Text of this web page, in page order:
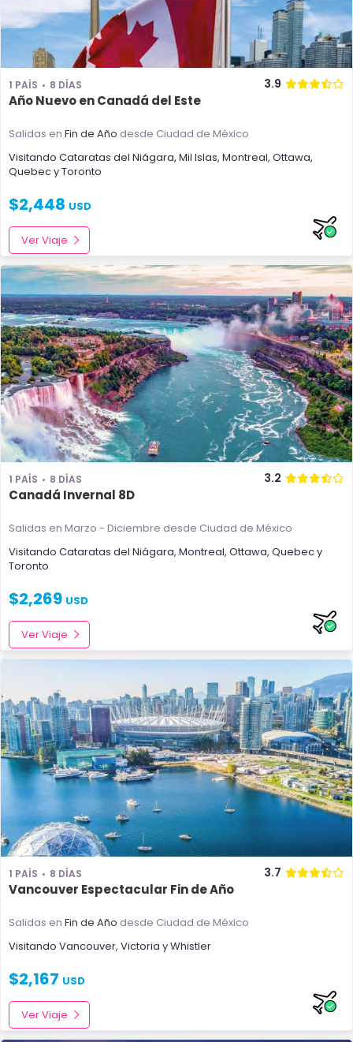
1 PAÍS 8 DÍAS 3.9
Año Nuevo en Canadá del Este
Salidas en Fin de Año desde Ciudad de México
Visitando Cataratas del Niágara, Mil Islas, Montreal, Ottawa,
QuebecyToronto
$2,448 USD
Ver Viaje
1 PAÍS 8 DÍAS 3.2
Canadá Invernal 8D
Salidas en Marzo - Diciembre desde Ciudad de México
Visitando Cataratas del Niágara, Montreal, Ottawa, Quebecy
Toronto
$2,269 USD
Ver Viaje
1 PAÍS 8 DÍAS 3.7
Vancouver Espectacular Fin de Año
Salidas en Fin de Año desde Ciudad de México
Visitando Vancouver, Victoria yWhistler
$2,167 USD
Ver Viaje